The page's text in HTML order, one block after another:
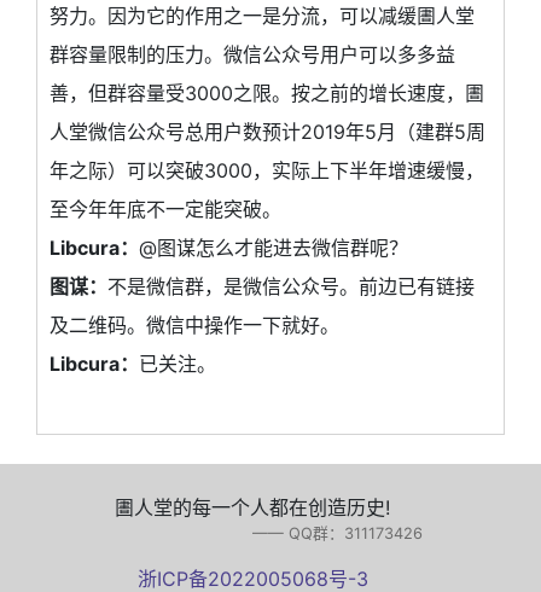
努力。因为它的作用之一是分流，可以减缓圕人堂
群容量限制的压力。微信公众号用户可以多多益
善，但群容量受3000之限。按之前的增长速度，圕
人堂微信公众号总用户数预计2019年5月（建群5周
年之际）可以突破3000，实际上下半年增速缓慢，
至今年年底不一定能突破。
Libcura： @图谋怎么才能进去微信群呢？
图谋： 不是微信群，是微信公众号。前边已有链接
及二维码。微信中操作一下就好。
Libcura： 已关注。
圕人堂的每一个人都在创造历史!
—— QQ群：311173426
浙ICP备2022005068号-3